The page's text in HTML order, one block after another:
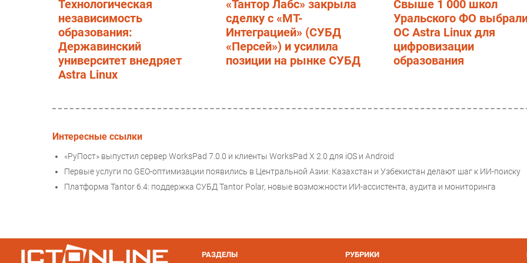
Технологическая
независимость
образования:
Державинский
университет внедряет
Astra Linux
«Тантор Лабс» закрыла
сделку с «МТ-
Интеграцией» (СУБД
«Персей») и усилила
позиции на рынке СУБД
Свыше 1 000 школ
Уральского ФО
ОС Astra Linux для
цифровизации
образования
Интересные ссылки
«РуПост» выпустил сервер WorksPad 7.0.0 и клиенты WorksPad X 2.0 для iOS и Android
Первые услуги по GEO-оптимизации появились в Центральной Азии: Казахстан и Узбекистан делают шаг к ИИ-поиску
Платформа Tantor 6.4: поддержка СУБД Tantor Polar, новые возможности ИИ-ассистента, аудита и мониторинга
РАЗДЕЛЫ РУБРИКИ